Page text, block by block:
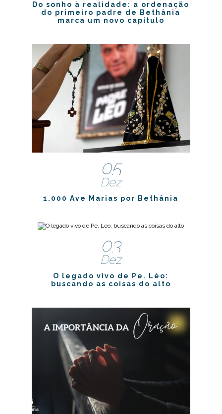
Do sonho à realidade: a ordenação
do primeiro padre de Bethânia
marca um novo capítulo
05
Dez
1.000 Ave Marias por Bethânia
03
Dez
O legado vivo de Pe. Léo:
buscando as coisas do alto